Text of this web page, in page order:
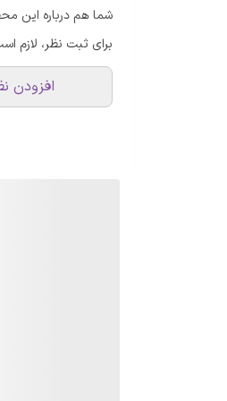
شما هم درباره این
برای ثبت نظر، لازم
افزودن